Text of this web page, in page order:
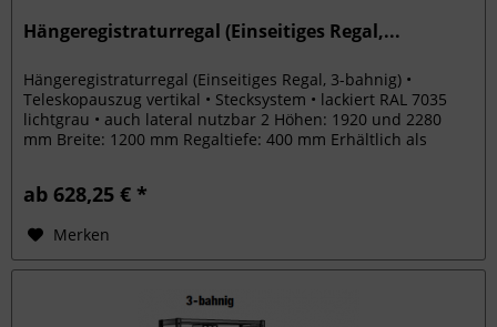
Hängeregistraturregal (Einseitiges Regal,...
Hängeregistraturregal (Einseitiges Regal, 3-bahnig) •
Teleskopauszug vertikal • Stecksystem • lackiert RAL 7035
lichtgrau • auch lateral nutzbar 2 Höhen: 1920 und 2280
mm Breite: 1200 mm Regaltiefe: 400 mm Erhältlich als
ab 628,25 € *
Merken